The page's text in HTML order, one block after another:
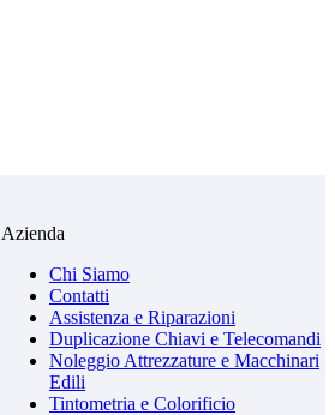
Azienda
Chi Siamo
Contatti
Assistenza e Riparazioni
Duplicazione Chiavi e Telecomandi
Noleggio Attrezzature e Macchinari
Edili
Tintometria e Colorificio